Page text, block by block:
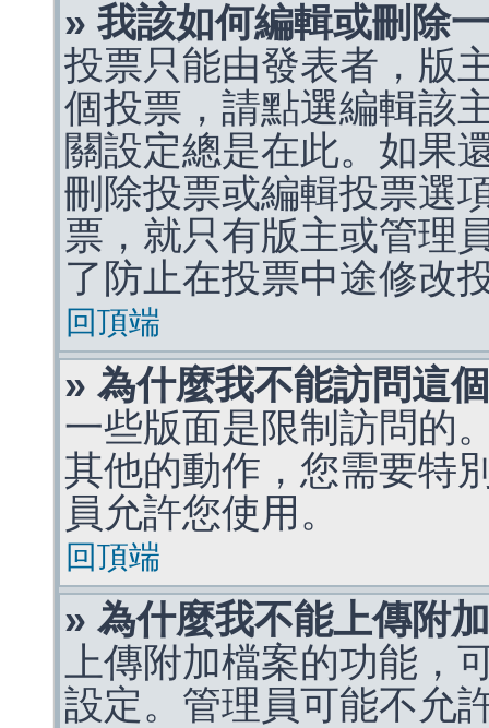
» 我該如何編輯或刪除
投票只能由發表者，版
個投票，請點選編輯該
關設定總是在此。如果
刪除投票或編輯投票選
票，就只有版主或管理
了防止在投票中途修改
回頂端
» 為什麼我不能訪問這
一些版面是限制訪問的
其他的動作，您需要特
員允許您使用。
回頂端
» 為什麼我不能上傳附
上傳附加檔案的功能，
設定。管理員可能不允